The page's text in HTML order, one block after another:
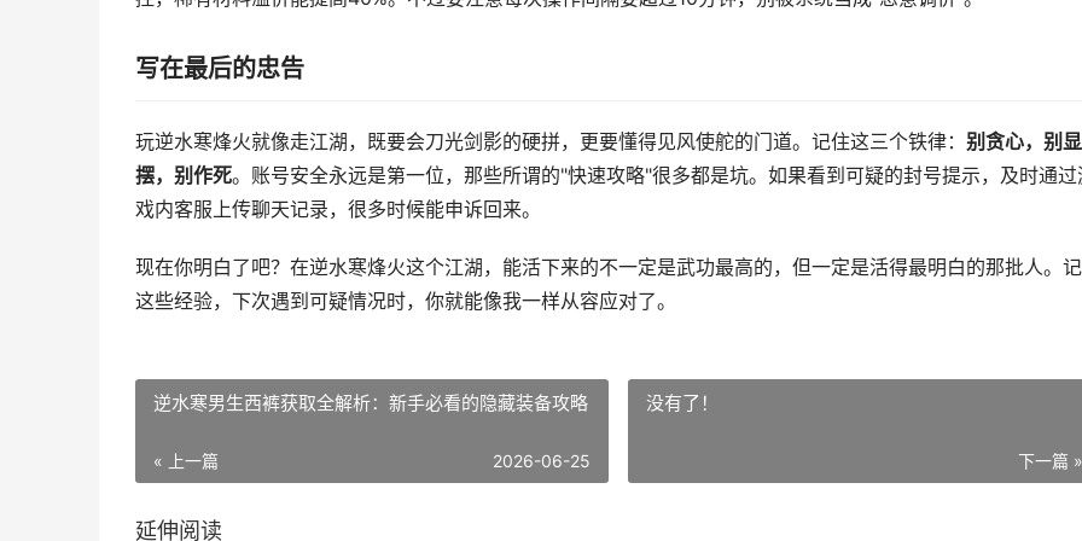
写在最后的忠告
玩逆水寒烽火就像走江湖，既要会刀光剑影的硬拼，更要懂得见风使舵的门道。记住这三个铁律： 别贪心，别显
摆，别作死。账号安全永远是第一位，那些所谓的"快速攻略"很多都是坑。如果看到可疑的封号提示，及时通过
戏内客服上传聊天记录，很多时候能申诉回来。
现在你明白了吧？在逆水寒烽火这个江湖，能活下来的不一定是武功最高的，但一定是活得最明白的那批人。
这些经验，下次遇到可疑情况时，你就能像我一样从容应对了。
逆水寒男生西裤获取全解析：新手必看的隐藏装备攻略
« 上一篇 2026-06-25
没有了！
下一篇 »
延伸阅读